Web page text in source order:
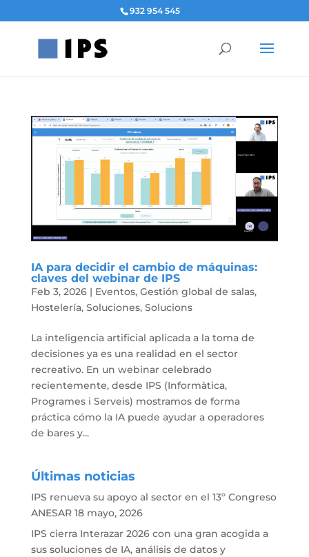
932 954 545
IA para decidir el cambio de máquinas:
claves del webinar de IPS
Feb 3, 2026| Eventos, Gestión global de salas,
Hostelería, Soluciones, Solucions
La inteligencia artificial aplicada a la toma de
decisiones ya es una realidad en el sector
recreativo. En un webinar celebrado
recientemente, desde IPS (Informàtica,
Programes i Serveis) mostramos de forma
práctica cómo la IA puede ayudar a operadores
de bares y...
Últimas noticias
IPS renueva su apoyo al sector en el 13º Congreso
ANESAR 18 mayo, 2026
IPS cierra Interazar 2026 con una gran acogida a
sus soluciones de IA, análisis de datos y